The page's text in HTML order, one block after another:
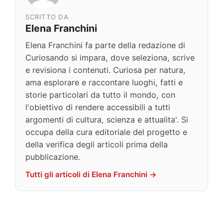
SCRITTO DA
Elena Franchini
Elena Franchini fa parte della redazione di
Curiosando si impara, dove seleziona, scrive
e revisiona i contenuti. Curiosa per natura,
ama esplorare e raccontare luoghi, fatti e
storie particolari da tutto il mondo, con
l'obiettivo di rendere accessibili a tutti
argomenti di cultura, scienza e attualita'. Si
occupa della cura editoriale del progetto e
della verifica degli articoli prima della
pubblicazione.
Tutti gli articoli di Elena Franchini →